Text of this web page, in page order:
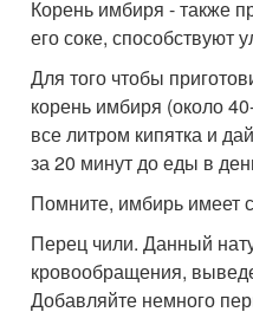
Корень имбиря - также
его соке,
Для того чтобы
корень имбиря (около
все литром кипятка и
за 20 минут до еды в
Помните, имбирь имеет
Перец чили. Данный
кровообращения,
Добавляйте немного